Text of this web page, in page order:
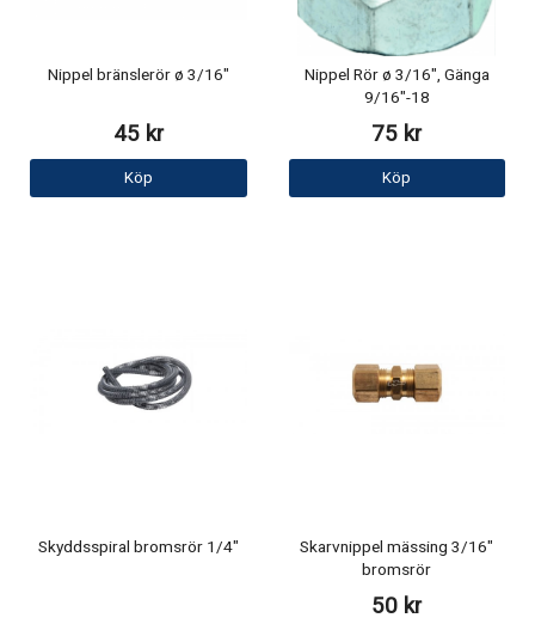
Nippel bränslerör ø 3/16"
45 kr
Köp
Nippel Rör ø 3/16", Gänga
9/16"-18
75 kr
Köp
Skyddsspiral bromsrör 1/4"
Skarvnippel mässing 3/16"
bromsrör
50 kr